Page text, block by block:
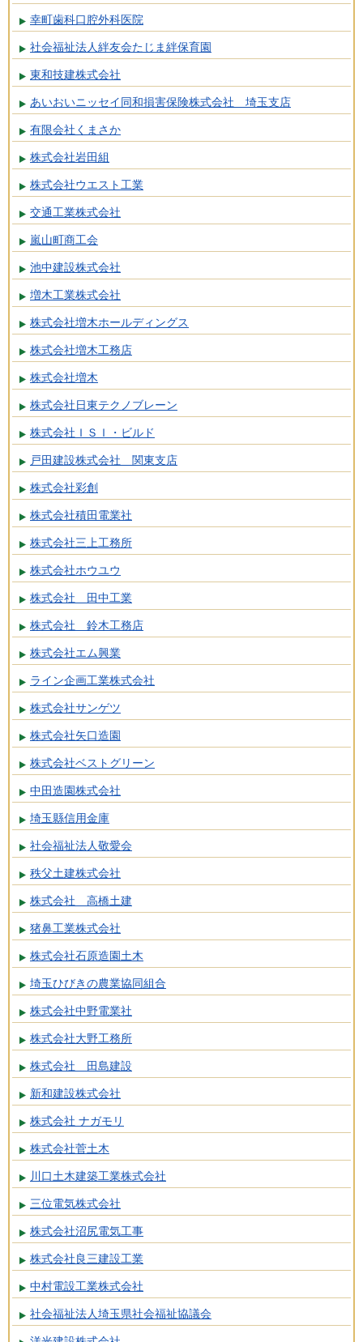
幸町歯科口腔外科医院
社会福祉法人絆友会たじま絆保育園
東和技建株式会社
あいおいニッセイ同和損害保険株式会社 埼玉支店
有限会社くまさか
株式会社岩田組
株式会社ウエスト工業
交通工業株式会社
嵐山町商工会
池中建設株式会社
増木工業株式会社
株式会社増木ホールディングス
株式会社増木工務店
株式会社増木
株式会社日東テクノブレーン
株式会社ＩＳＩ・ビルド
戸田建設株式会社 関東支店
株式会社彩創
株式会社積田電業社
株式会社三上工務所
株式会社ホウユウ
株式会社 田中工業
株式会社 鈴木工務店
株式会社エム興業
ライン企画工業株式会社
株式会社サンゲツ
株式会社矢口造園
株式会社ベストグリーン
中田造園株式会社
埼玉縣信用金庫
社会福祉法人敬愛会
秩父土建株式会社
株式会社 高橋土建
猪鼻工業株式会社
株式会社石原造園土木
埼玉ひびきの農業協同組合
株式会社中野電業社
株式会社大野工務所
株式会社 田島建設
新和建設株式会社
株式会社 ナガモリ
株式会社菅土木
川口土木建築工業株式会社
三位電気株式会社
株式会社沼尻電気工事
株式会社良三建設工業
中村電設工業株式会社
社会福祉法人埼玉県社会福祉協議会